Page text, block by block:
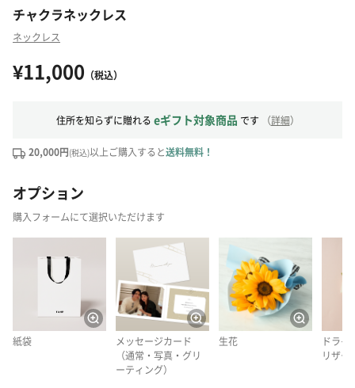
チャクラネックレス
ネックレス
¥11,000 （税込）
住所を知らずに贈れる eギフト対象商品 です （詳細）
20,000円(税込)以上ご購入すると送料無料！
オプション
購入フォームにて選択いただけます
紙袋
メッセージカード
（通常・写真・グリ
ーティング）
生花
ドライ
リザー